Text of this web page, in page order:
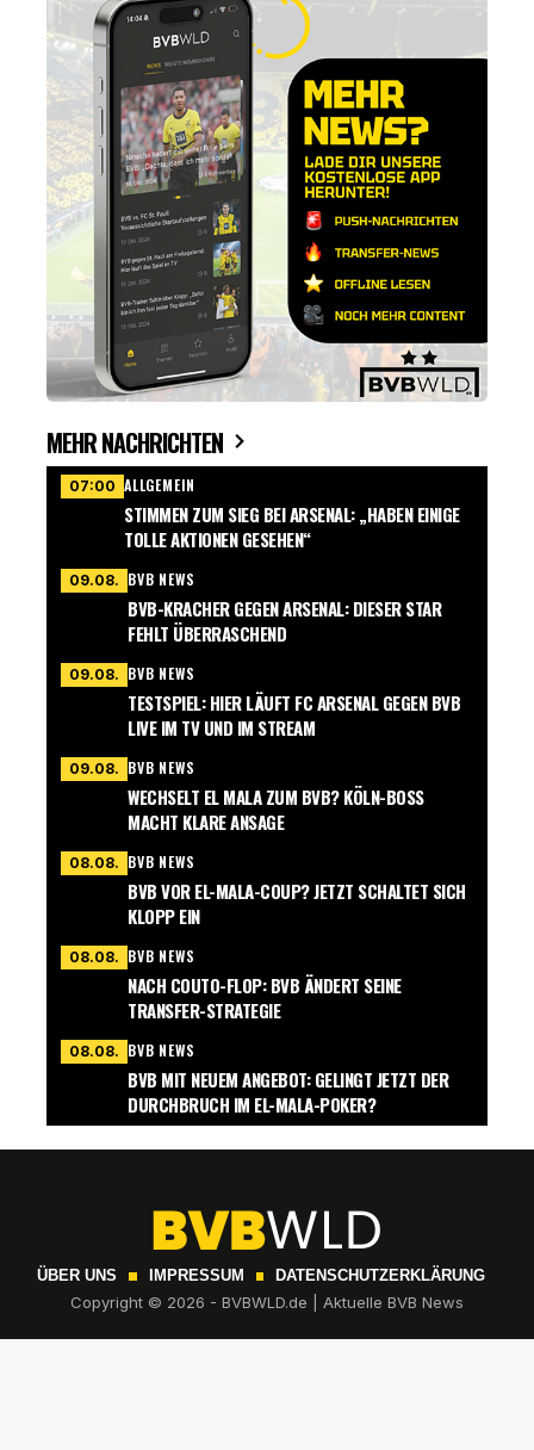
MEHR NACHRICHTEN
07:00 ALLGEMEIN
STIMMEN ZUM SIEG BEI ARSENAL: „HABEN EINIGE
TOLLE AKTIONEN GESEHEN“
09.08. BVB NEWS
BVB-KRACHER GEGEN ARSENAL: DIESER STAR
FEHLT ÜBERRASCHEND
09.08. BVB NEWS
TESTSPIEL: HIER LÄUFT FC ARSENAL GEGEN BVB
LIVE IM TV UND IM STREAM
09.08. BVB NEWS
WECHSELT EL MALA ZUM BVB? KÖLN-BOSS
MACHT KLARE ANSAGE
08.08. BVB NEWS
BVB VOR EL-MALA-COUP? JETZT SCHALTET SICH
KLOPP EIN
08.08. BVB NEWS
NACH COUTO-FLOP: BVB ÄNDERT SEINE
TRANSFER-STRATEGIE
08.08. BVB NEWS
BVB MIT NEUEM ANGEBOT: GELINGT JETZT DER
DURCHBRUCH IM EL-MALA-POKER?
ÜBER UNS IMPRESSUM DATENSCHUTZERKLÄRUNG
Copyright © 2026 - BVBWLD.de | Aktuelle BVB News